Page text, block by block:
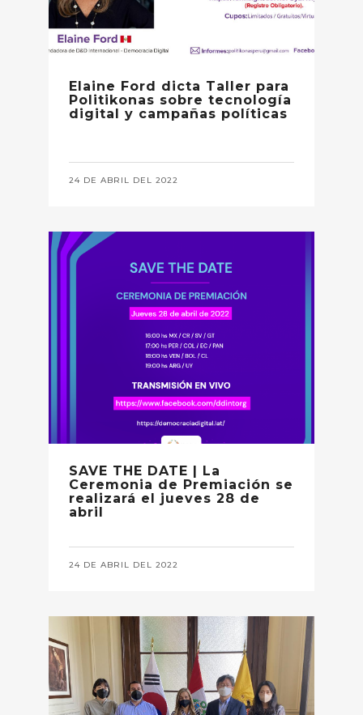
Elaine Ford dicta Taller para
Politikonas sobre tecnología
digital y campañas políticas
24 DE ABRIL DEL 2022
SAVE THE DATE | La
Ceremonia de Premiación se
realizará el jueves 28 de
abril
24 DE ABRIL DEL 2022